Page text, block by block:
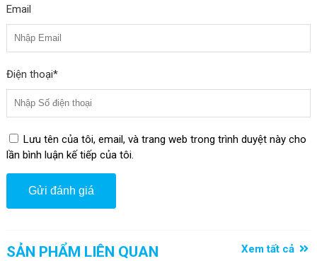
Hình Ảnh Giá Đỡ Điện Thoại Để Bàn ROCK
Doraemon Desktop Foldable Stand
Email
Điện thoại*
Lưu tên của tôi, email, và trang web trong trình duyệt này cho
lần bình luận kế tiếp của tôi.
SẢN PHẨM LIÊN QUAN Xem tất cả